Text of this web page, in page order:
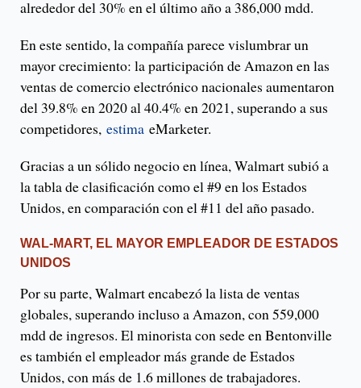
alrededor del 30% en el último año a 386,000 mdd.
En este sentido, la compañía parece vislumbrar un
mayor crecimiento: la participación de Amazon en las
ventas de comercio electrónico nacionales aumentaron
del 39.8% en 2020 al 40.4% en 2021, superando a sus
competidores, estima eMarketer.
Gracias a un sólido negocio en línea, Walmart subió a
la tabla de clasificación como el #9 en los Estados
Unidos, en comparación con el #11 del año pasado.
WAL-MART, EL MAYOR EMPLEADOR DE ESTADOS
UNIDOS
Por su parte, Walmart encabezó la lista de ventas
globales, superando incluso a Amazon, con 559,000
mdd de ingresos. El minorista con sede en Bentonville
es también el empleador más grande de Estados
Unidos, con más de 1.6 millones de trabajadores.